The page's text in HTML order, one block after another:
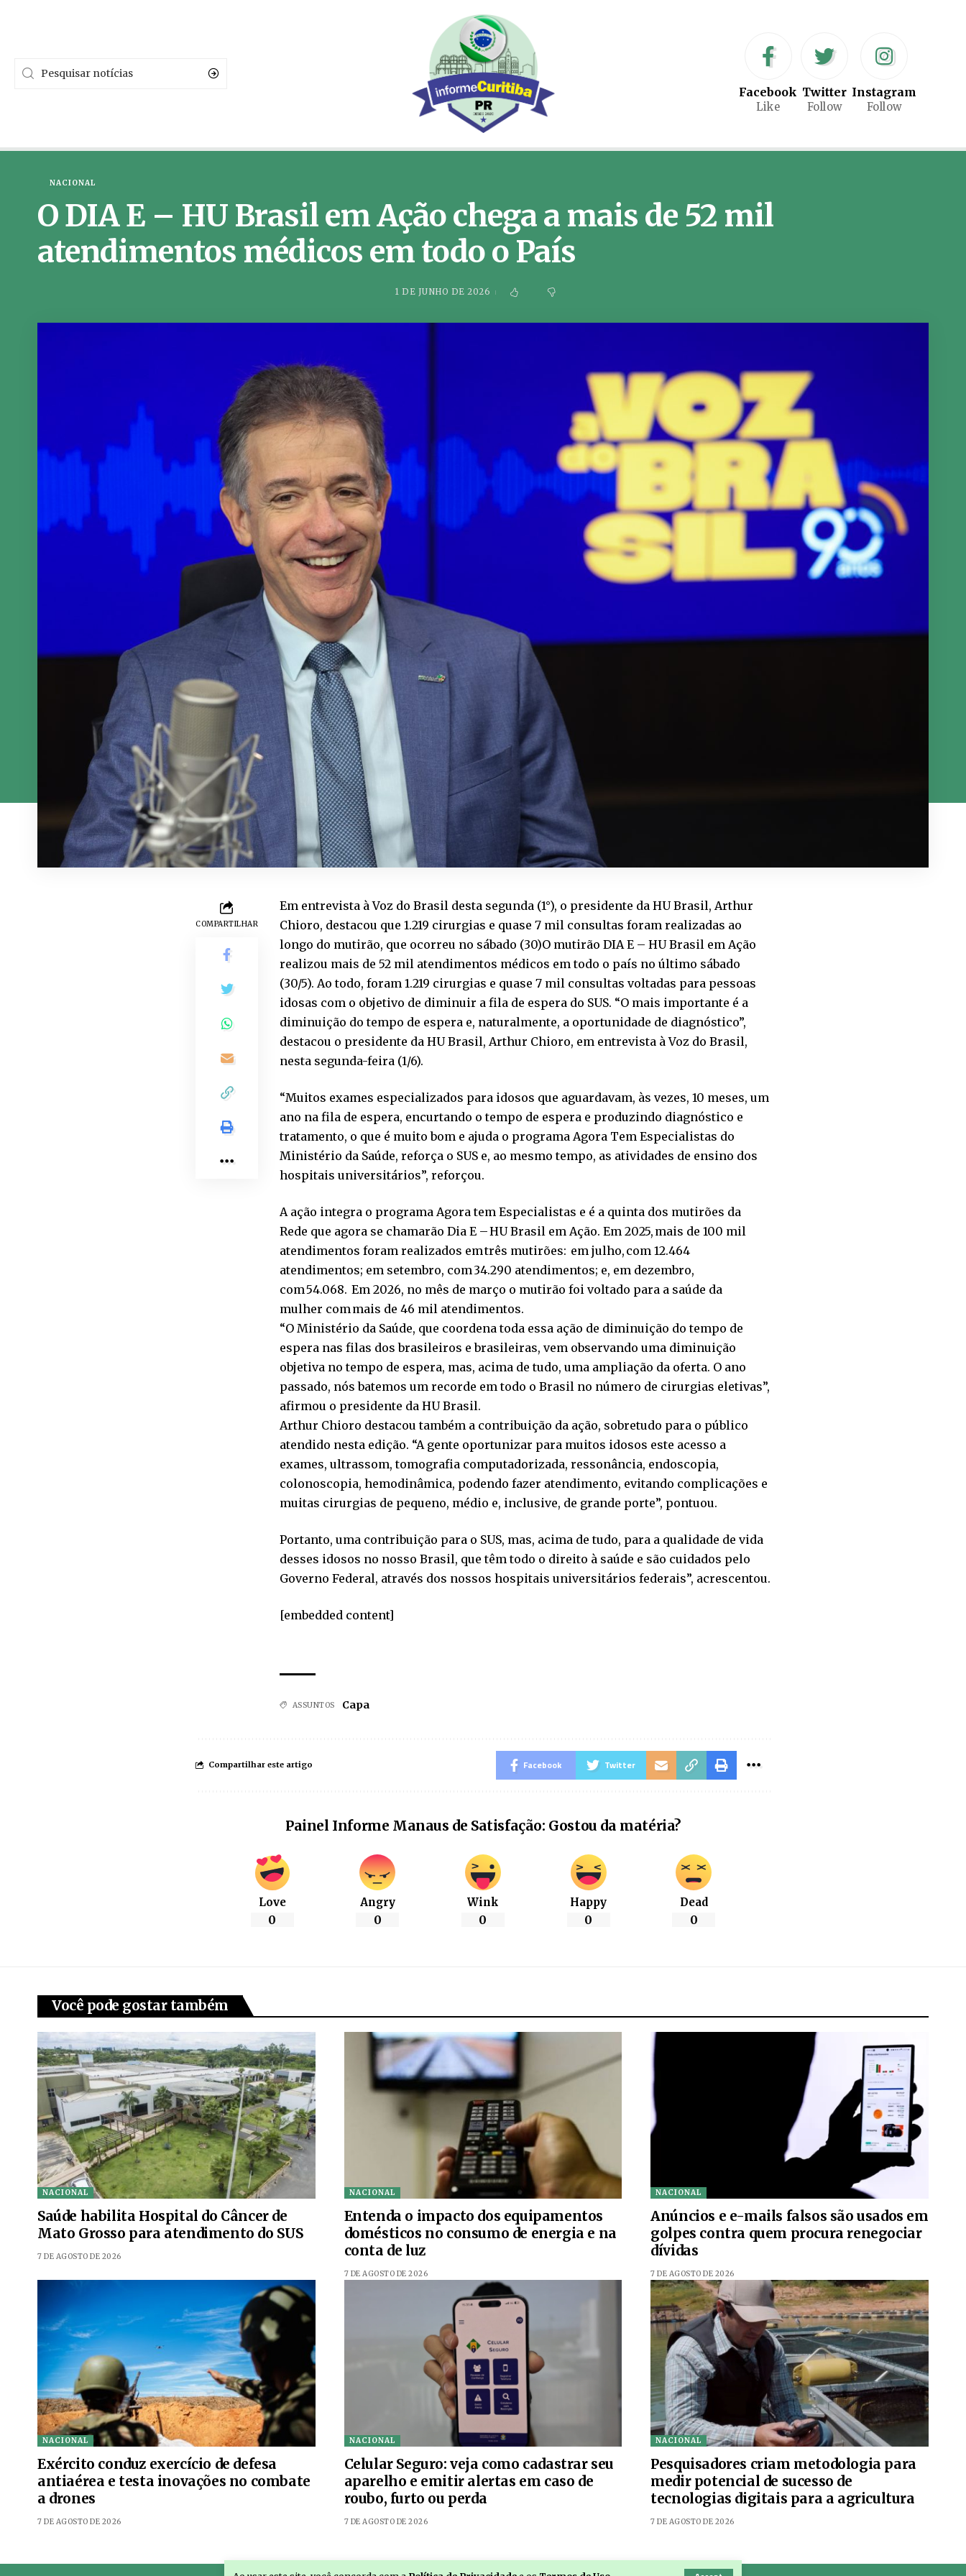
Facebook
Like
Twitter
Follow
Instagram
Follow
NACIONAL
O DIA E – HU Brasil em Ação chega a mais de 52 mil
atendimentos médicos em todo o País
1 DE JUNHO DE 2026
COMPARTILHAR
Em entrevista à Voz do Brasil desta segunda (1°), o presidente da HU Brasil, Arthur
Chioro, destacou que 1.219 cirurgias e quase 7 mil consultas foram realizadas ao
longo do mutirão, que ocorreu no sábado (30)O mutirão DIA E – HU Brasil em Ação
realizou mais de 52 mil atendimentos médicos em todo o país no último sábado
(30/5). Ao todo, foram 1.219 cirurgias e quase 7 mil consultas voltadas para pessoas
idosas com o objetivo de diminuir a fila de espera do SUS. “O mais importante é a
diminuição do tempo de espera e, naturalmente, a oportunidade de diagnóstico”,
destacou o presidente da HU Brasil, Arthur Chioro, em entrevista à Voz do Brasil,
nesta segunda-feira (1/6).
“Muitos exames especializados para idosos que aguardavam, às vezes, 10 meses, um
ano na fila de espera, encurtando o tempo de espera e produzindo diagnóstico e
tratamento, o que é muito bom e ajuda o programa Agora Tem Especialistas do
Ministério da Saúde, reforça o SUS e, ao mesmo tempo, as atividades de ensino dos
hospitais universitários”, reforçou.
A ação integra o programa Agora tem Especialistas e é a quinta dos mutirões da
Rede que agora se chamarão Dia E – HU Brasil em Ação. Em 2025, mais de 100 mil
atendimentos foram realizados em três mutirões: em julho, com 12.464
atendimentos; em setembro, com 34.290 atendimentos; e, em dezembro,
com 54.068. Em 2026, no mês de março o mutirão foi voltado para a saúde da
mulher com mais de 46 mil atendimentos.
“O Ministério da Saúde, que coordena toda essa ação de diminuição do tempo de
espera nas filas dos brasileiros e brasileiras, vem observando uma diminuição
objetiva no tempo de espera, mas, acima de tudo, uma ampliação da oferta. O ano
passado, nós batemos um recorde em todo o Brasil no número de cirurgias eletivas”,
afirmou o presidente da HU Brasil.
Arthur Chioro destacou também a contribuição da ação, sobretudo para o público
atendido nesta edição. “A gente oportunizar para muitos idosos este acesso a
exames, ultrassom, tomografia computadorizada, ressonância, endoscopia,
colonoscopia, hemodinâmica, podendo fazer atendimento, evitando complicações e
muitas cirurgias de pequeno, médio e, inclusive, de grande porte”, pontuou.
Portanto, uma contribuição para o SUS, mas, acima de tudo, para a qualidade de vida
desses idosos no nosso Brasil, que têm todo o direito à saúde e são cuidados pelo
Governo Federal, através dos nossos hospitais universitários federais”, acrescentou.
[embedded content]
ASSUNTOS Capa
Compartilhar este artigo Facebook Twitter
Painel Informe Manaus de Satisfação: Gostou da matéria?
Love
0
Angry
0
Wink
0
Happy
0
Dead
0
Você pode gostar também
NACIONAL
Saúde habilita Hospital do Câncer de
Mato Grosso para atendimento do SUS
7 DE AGOSTO DE 2026
NACIONAL
Entenda o impacto dos equipamentos
domésticos no consumo de energia e na
conta de luz
7 DE AGOSTO DE 2026
NACIONAL
Anúncios e e-mails falsos são usados em
golpes contra quem procura renegociar
dívidas
7 DE AGOSTO DE 2026
NACIONAL
Exército conduz exercício de defesa
antiaérea e testa inovações no combate
a drones
7 DE AGOSTO DE 2026
NACIONAL
Celular Seguro: veja como cadastrar seu
aparelho e emitir alertas em caso de
roubo, furto ou perda
7 DE AGOSTO DE 2026
NACIONAL
Pesquisadores criam metodologia para
medir potencial de sucesso de
tecnologias digitais para a agricultura
7 DE AGOSTO DE 2026